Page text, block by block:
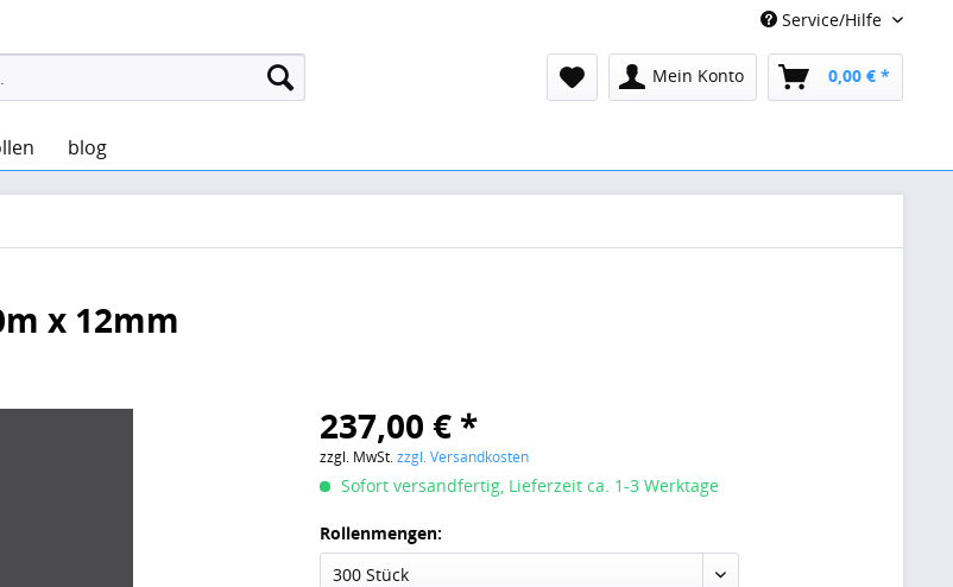
Service/Hilfe
Mein Konto 0,00 € *
blog
x 12mm
237,00 € *
zzgl. MwSt.zzgl. Versandkosten
Sofort versandfertig, Lieferzeit ca. 1-3 Werktage
Rollenmengen:
300 Stück